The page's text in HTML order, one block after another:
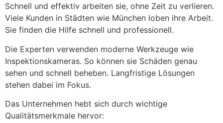
Schnell und effektiv arbeiten sie, ohne Zeit zu verlieren.
Viele Kunden in Städten wie München loben ihre Arbeit.
Sie finden die Hilfe schnell und professionell.
Die Experten verwenden moderne Werkzeuge wie
Inspektionskameras. So können sie Schäden genau
sehen und schnell beheben. Langfristige Lösungen
stehen dabei im Fokus.
Das Unternehmen hebt sich durch wichtige
Qualitätsmerkmale hervor: